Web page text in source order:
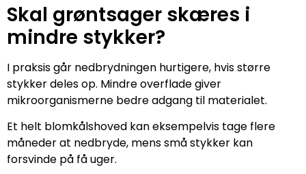
Skal grøntsager skæres i
mindre stykker?
I praksis går nedbrydningen hurtigere, hvis større
stykker deles op. Mindre overflade giver
mikroorganismerne bedre adgang til materialet.
Et helt blomkålshoved kan eksempelvis tage flere
måneder at nedbryde, mens små stykker kan
forsvinde på få uger.